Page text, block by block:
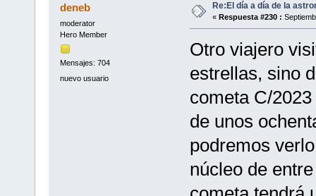
deneb
moderator
Hero Member
Mensajes: 704
nuevo usuario
Re:El día a día de la
« Respuesta #230 :
Otro viajero
estrellas, sino
cometa C/
de unos
podremos
núcleo de